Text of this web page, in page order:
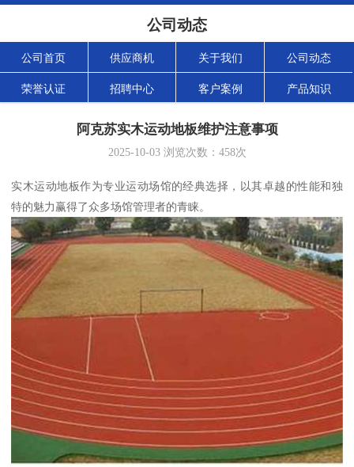
公司动态
公司首页 供应商机 关于我们 公司动态
荣誉认证 招聘中心 客户案例 产品知识
阿克苏实木运动地板维护注意事项
2025-10-03浏览次数： 458次
实木运动地板作为专业运动场馆的经典选择，以其卓越的性能和独
特的魅力赢得了众多场馆管理者的青睐。